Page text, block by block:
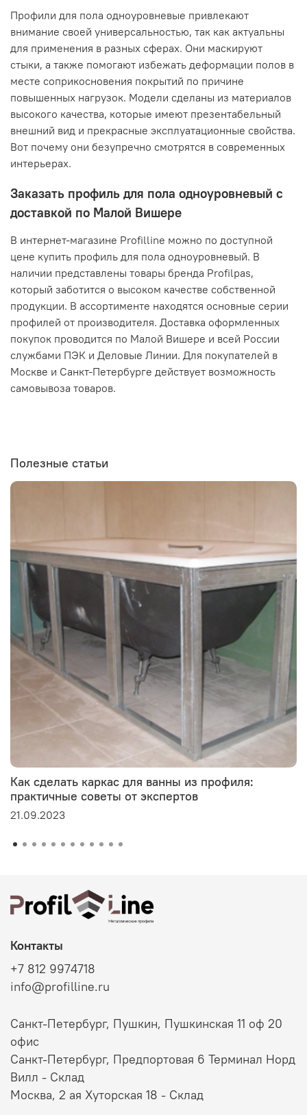
Профили для пола одноуровневые привлекают
внимание своей универсальностью, так как актуальны
для применения в разных сферах. Они маскируют
стыки, а также помогают избежать деформации полов в
месте соприкосновения покрытий по причине
повышенных нагрузок. Модели сделаны из материалов
высокого качества, которые имеют презентабельный
внешний вид и прекрасные эксплуатационные свойства.
Вот почему они безупречно смотрятся в современных
интерьерах.
Заказать профиль для пола одноуровневый с
доставкой по Малой Вишере
В интернет-магазине Profilline можно по доступной
цене купить профиль для пола одноуровневый. В
наличии представлены товары бренда Profilpas,
который заботится о высоком качестве собственной
продукции. В ассортименте находятся основные серии
профилей от производителя. Доставка оформленных
покупок проводится по Малой Вишере и всей России
службами ПЭК и Деловые Линии. Для покупателей в
Москве и Санкт-Петербурге действует возможность
самовывоза товаров.
Полезные статьи
Как сделать каркас для ванны из профиля:
практичные советы от экспертов
21.09.2023
Контакты
+7 812 9974718
info@profilline.ru
Санкт-Петербург, Пушкин, Пушкинская 11 оф 20
офис
Санкт-Петербург, Предпортовая 6 Терминал Норд
Вилл - Склад
Москва, 2 ая Хуторская 18 - Склад